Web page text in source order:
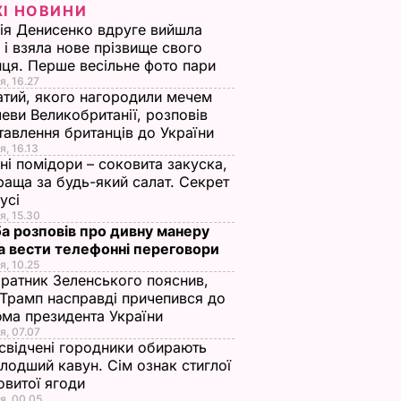
НОВИНИ
Денисенко вдруге вийшла
взяла нове прізвище свого
Перше весільне фото пари
16.27
якого нагородили мечем
Великобританії, розповів
британців до України
16.13
помідори – соковита закуска,
за будь-який салат. Секрет
15.30
розповів про дивну манеру
вести телефонні переговори
10.25
Зеленського пояснив,
насправді причепився до
президента України
07.07
городники обирають
кавун. Сім ознак стиглої
ягоди